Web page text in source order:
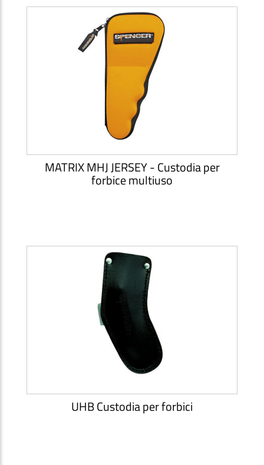
MATRIX MHJ JERSEY - Custodia per
forbice multiuso
UHB Custodia per forbici